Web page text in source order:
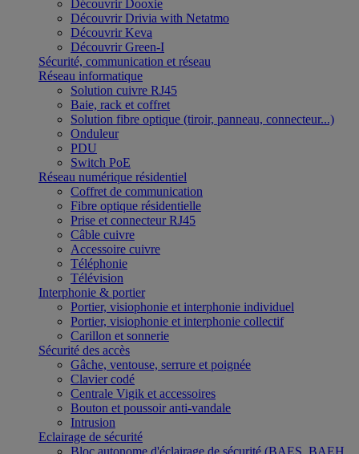
Découvrir Dooxie
Découvrir Drivia with Netatmo
Découvrir Keva
Découvrir Green-I
Sécurité, communication et réseau
Réseau informatique
Solution cuivre RJ45
Baie, rack et coffret
Solution fibre optique (tiroir, panneau, connecteur...)
Onduleur
PDU
Switch PoE
Réseau numérique résidentiel
Coffret de communication
Fibre optique résidentielle
Prise et connecteur RJ45
Câble cuivre
Accessoire cuivre
Téléphonie
Télévision
Interphonie & portier
Portier, visiophonie et interphonie individuel
Portier, visiophonie et interphonie collectif
Carillon et sonnerie
Sécurité des accès
Gâche, ventouse, serrure et poignée
Clavier codé
Centrale Vigik et accessoires
Bouton et poussoir anti-vandale
Intrusion
Eclairage de sécurité
Bloc autonome d'éclairage de sécurité (BAES, BAEH,